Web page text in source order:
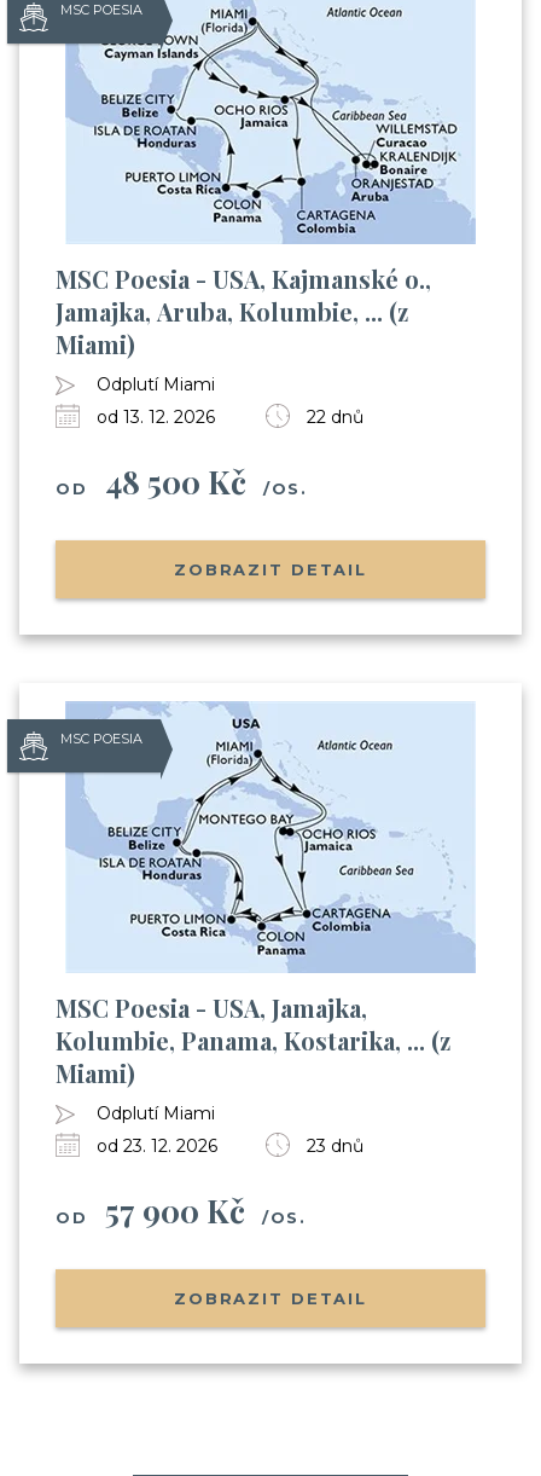
MSC POESIA
MSC Poesia - USA, Kajmanské o.,
Jamajka, Aruba, Kolumbie, ... (z
Miami)
Odplutí Miami
od 13. 12. 2026
22 dnů
OD 48 500 Kč /OS.
ZOBRAZIT DETAIL
MSC POESIA
MSC Poesia - USA, Jamajka,
Kolumbie, Panama, Kostarika, ... (z
Miami)
Odplutí Miami
od 23. 12. 2026
23 dnů
OD 57 900 Kč /OS.
ZOBRAZIT DETAIL